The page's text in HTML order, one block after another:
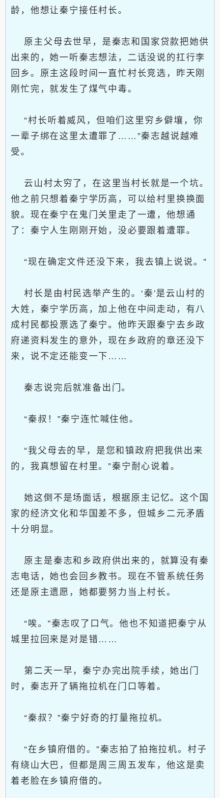
龄，他想让秦宁接任村长。
原主父母去世早，是秦志和国家贷款把她供
出来的，她一听秦志想法，二话没说的扛行李
回乡。原主这段时间一直忙村长竞选，昨天刚
刚忙完，就发生了煤气中毒。
“村长听着威风，但咱们这里穷乡僻壤，你
一辈子绑在这里太遭罪了……”秦志越说越难
受。
云山村太穷了，在这里当村长就是一个坑。
他之前只想着秦宁学历高，可以给村里换换面
貌。现在秦宁在鬼门关里走了一遭，他想通
了：秦宁人生刚刚开始，没必要跟着遭罪。
“现在确定文件还没下来，我去镇上说说。”
村长是由村民选举产生的。‘秦’是云山村的
大姓，秦宁学历高，加上他在中间走动，有八
成村民都投票选了秦宁。他昨天跟秦宁去乡政
府递资料发生的意外，现在乡政府的章还没下
来，说不定还能变一下……
秦志说完后就准备出门。
“秦叔！”秦宁连忙喊住他。
“我父母去的早，是您和镇政府把我供出来
的，我真想留在村里。”秦宁耐心说着。
她这倒不是场面话，根据原主记忆。这个国
家的经济文化和华国差不多，但城乡二元矛盾
十分明显。
原主是秦志和乡政府供出来的，就算没有秦
志电话，她也会回乡教书。现在不管系统任务
还是原主遗愿，她都要努力当上村长。
“唉。”秦志叹了口气。他也不知道把秦宁从
城里拉回来是对是错……
第二天一早，秦宁办完出院手续，她出门
时，秦志开了辆拖拉机在门口等着。
“秦叔？”秦宁好奇的打量拖拉机。
“在乡镇府借的。”秦志拍了拍拖拉机。村子
有绕山大巴，但都是周三周五发车，他这是卖
着老脸在乡镇府借的。